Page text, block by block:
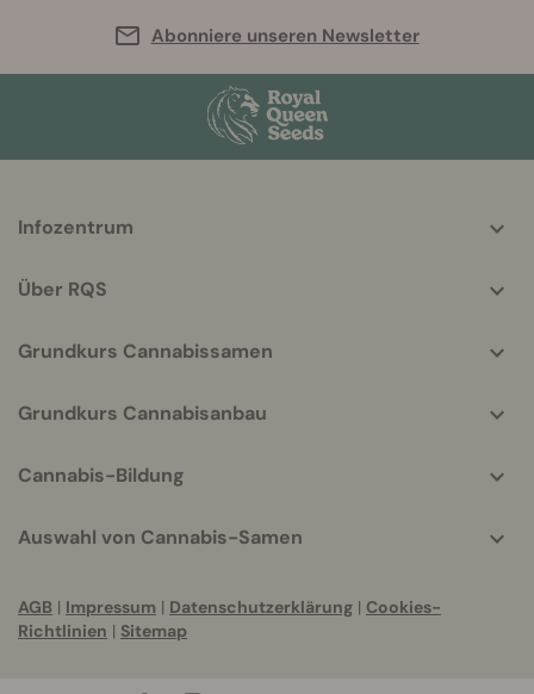
Abonniere unseren Newsletter
helpful
Infozentrum
Über RQS
Grundkurs Cannabissamen
Grundkurs Cannabisanbau
Cannabis-Bildung
Auswahl von Cannabis-Samen
AGB | Impressum | Datenschutzerklärung | Cookies-
Richtlinien | Sitemap